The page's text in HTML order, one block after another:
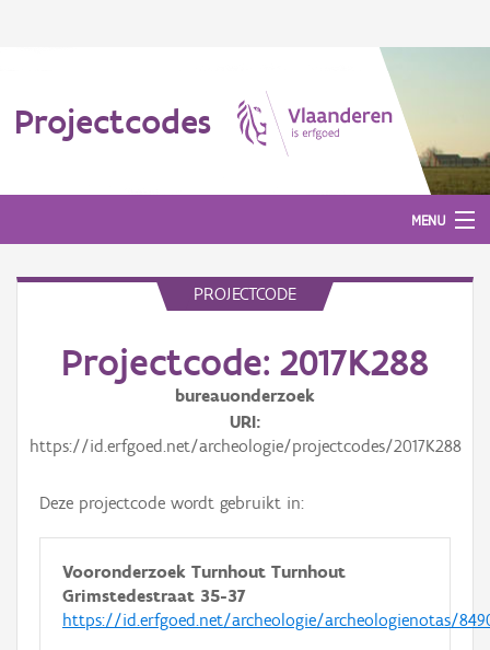
Projectcodes
MENU
PROJECTCODE
Projectcode: 2017K288
bureauonderzoek
URI
https://id.erfgoed.net/archeologie/projectcodes/2017K288
Deze projectcode wordt gebruikt in:
Vooronderzoek Turnhout Turnhout
Grimstedestraat 35-37
https://id.erfgoed.net/archeologie/archeologienotas/